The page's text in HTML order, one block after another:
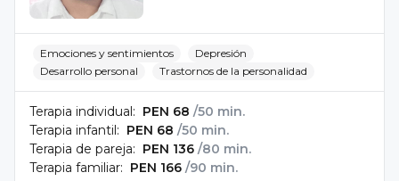
Emociones y sentimientos
Depresión
Desarrollo personal
Trastornos de la personalidad
Terapia individual: PEN 68 /50 min.
Terapia infantil: PEN 68 /50 min.
Terapia de pareja: PEN 136 /80 min.
Terapia familiar: PEN 166 /90 min.